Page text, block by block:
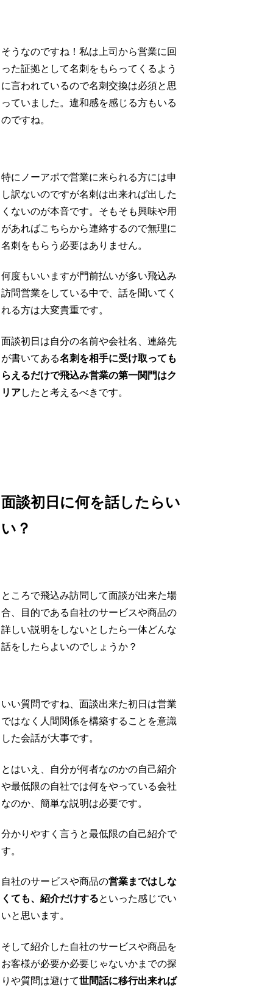
そうなのですね！私は上司から営業に回
った証拠として名刺をもらってくるよう
に言われているので名刺交換は必須と思
っていました。違和感を感じる方もいる
のですね。
特にノーアポで営業に来られる方には申
し訳ないのですが名刺は出来れば出した
くないのが本音です。そもそも興味や用
があればこちらから連絡するので無理に
名刺をもらう必要はありません。
何度もいいますが門前払いが多い飛込み
訪問営業をしている中で、話を聞いてく
れる方は大変貴重です。
面談初日は自分の名前や会社名、連絡先
が書いてある名刺を相手に受け取っても
らえるだけで飛込み営業の第一関門はク
リアしたと考えるべきです。
面談初日に何を話したらい
い？
ところで飛込み訪問して面談が出来た場
合、目的である自社のサービスや商品の
詳しい説明をしないとしたら一体どんな
話をしたらよいのでしょうか？
いい質問ですね、面談出来た初日は営業
ではなく人間関係を構築することを意識
した会話が大事です。
とはいえ、自分が何者なのかの自己紹介
や最低限の自社では何をやっている会社
なのか、簡単な説明は必要です。
分かりやすく言うと最低限の自己紹介で
す。
自社のサービスや商品の営業まではしな
くても、紹介だけするといった感じでい
いと思います。
そして紹介した自社のサービスや商品を
お客様が必要か必要じゃないかまでの探
りや質問は避けて世間話に移行出来れば